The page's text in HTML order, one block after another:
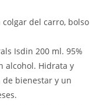
del carro, bolso
Isdin 200 ml. 95%
alcohol. Hidrata y
de bienestar y un